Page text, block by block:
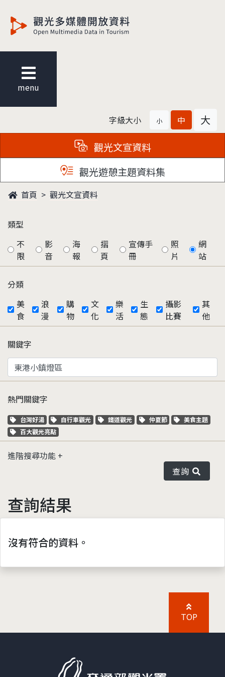
menu
字級大小 小 中 大
觀光文宣資料
觀光遊憩主題資料集
首頁 觀光文宣資料
類型
不
限
影
音
海
報
摺
頁
宣傳手
冊
照
片
網
站
分類
美
食
浪
漫
購
物
文
化
樂
活
生
態
攝影
比賽
其
他
關鍵字
熱門關鍵字
關鍵字標籤
台灣好湯 關鍵字標籤
自行車觀光 關鍵字標籤
鐵道觀光 關鍵字標籤
仲夏節 關鍵字標籤
美食主題
關鍵字標籤
百大觀光亮點
進階搜尋功能
查詢
查詢結果
沒有符合的資料。
TOP